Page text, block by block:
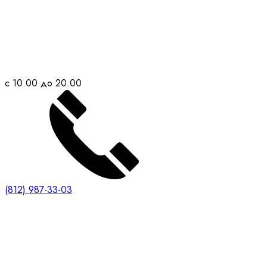
с 10.00 до 20.00
(812) 987-33-03